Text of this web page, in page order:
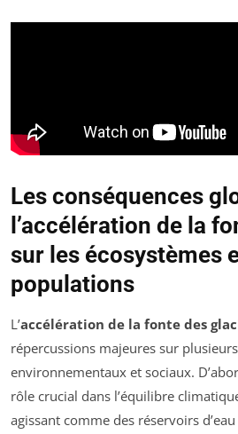
Les conséquences
l’accélération de la
sur les écosystèmes
populations
L’accélération de la fonte des
répercussions majeures sur
environnementaux et sociaux.
rôle crucial dans l’équilibre
agissant comme des réservoirs